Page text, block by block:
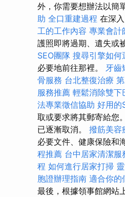
外，你需要想辦法以簡
助 全口重建過程 在深
工的工作內容 專業會計
護照即將過期、遺失或
SEO團隊 搜尋引擎如何
必要地前往那裡。 牙齒
骨服務 台北整復治療
服務推薦 輕鬆消除雙下
法專業徵信協助 好用的
取或要求將其郵寄給您
已逐漸取消。 撥筋美容
必要文件、健康保險和
程推薦 台中居家清潔服
程 如何進行居家打掃
胞證辦理指南 適合你的
最後，根據領事館網站